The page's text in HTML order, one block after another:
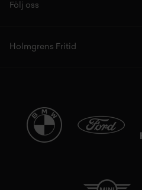
Följ oss
Holmgrens Fritid